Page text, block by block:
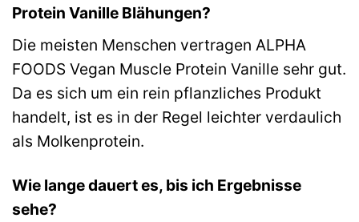
Protein Vanille Blähungen?
Die meisten Menschen vertragen ALPHA
FOODS Vegan Muscle Protein Vanille sehr gut.
Da es sich um ein rein pflanzliches Produkt
handelt, ist es in der Regel leichter verdaulich
als Molkenprotein.
Wie lange dauert es, bis ich Ergebnisse
sehe?